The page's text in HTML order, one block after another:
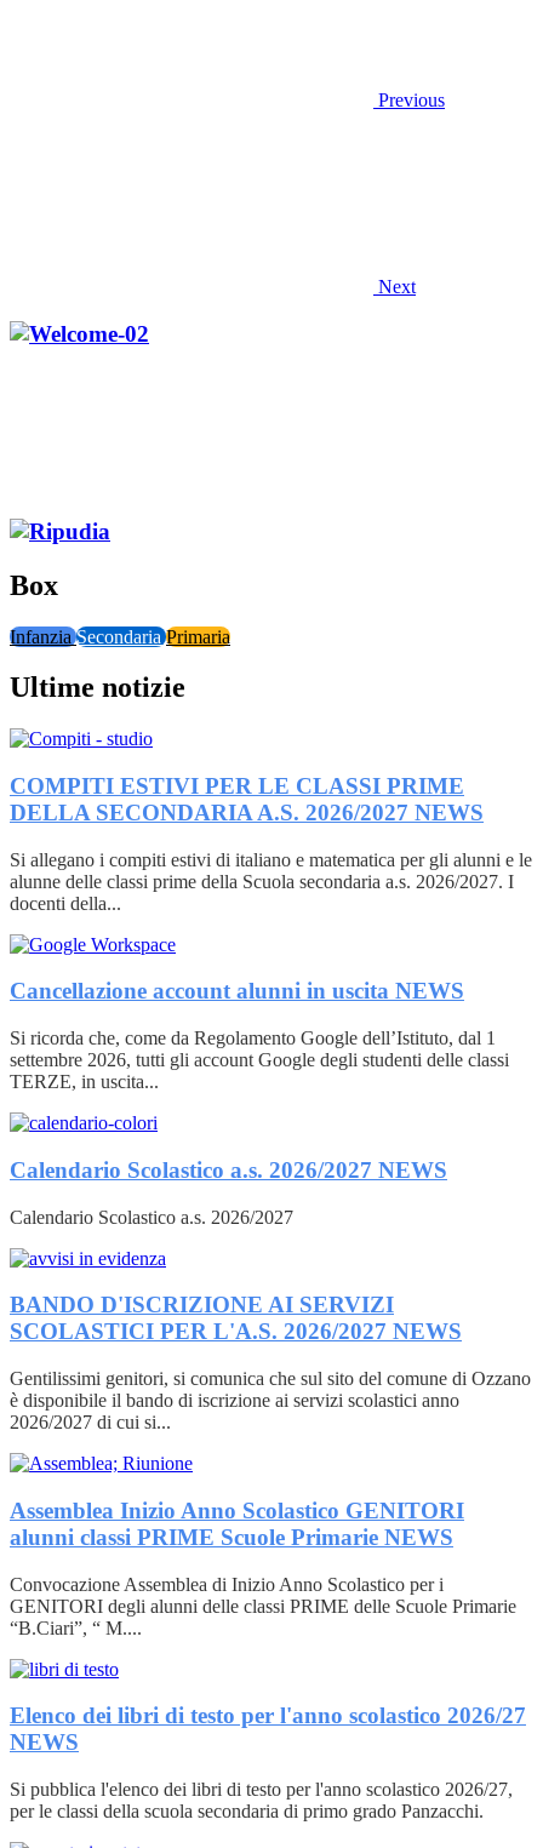
Previous
Next
Box
InfanziaSecondariaPrimaria
Ultime notizie
COMPITI ESTIVI PER LE CLASSI PRIME
DELLA SECONDARIA A.S. 2026/2027 NEWS
Si allegano i compiti estivi di italiano e matematica per gli alunni e le
alunne delle classi prime della Scuola secondaria a.s. 2026/2027. I
docenti della...
Cancellazione account alunni in uscita NEWS
Si ricorda che, come da Regolamento Google dell’Istituto, dal 1
settembre 2026, tutti gli account Google degli studenti delle classi
TERZE, in uscita...
Calendario Scolastico a.s. 2026/2027 NEWS
Calendario Scolastico a.s. 2026/2027
BANDO D'ISCRIZIONE AI SERVIZI
SCOLASTICI PER L'A.S. 2026/2027 NEWS
Gentilissimi genitori, si comunica che sul sito del comune di Ozzano
è disponibile il bando di iscrizione ai servizi scolastici anno
2026/2027 di cui si...
Assemblea Inizio Anno Scolastico GENITORI
alunni classi PRIME Scuole Primarie NEWS
Convocazione Assemblea di Inizio Anno Scolastico per i
GENITORI degli alunni delle classi PRIME delle Scuole Primarie
“B.Ciari”, “ M....
Elenco dei libri di testo per l'anno scolastico 2026/27
NEWS
Si pubblica l'elenco dei libri di testo per l'anno scolastico 2026/27,
per le classi della scuola secondaria di primo grado Panzacchi.